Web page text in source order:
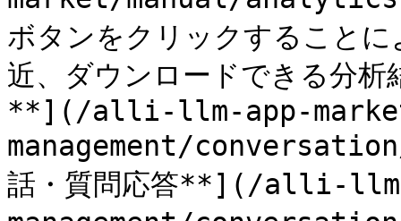
ボタンをクリックすること
近、ダウンロードできる分
**](/alli-llm-app-
management/
話・質問応答**](/alli-